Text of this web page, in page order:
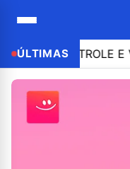
ÚLTIMAS
CONTROLE E